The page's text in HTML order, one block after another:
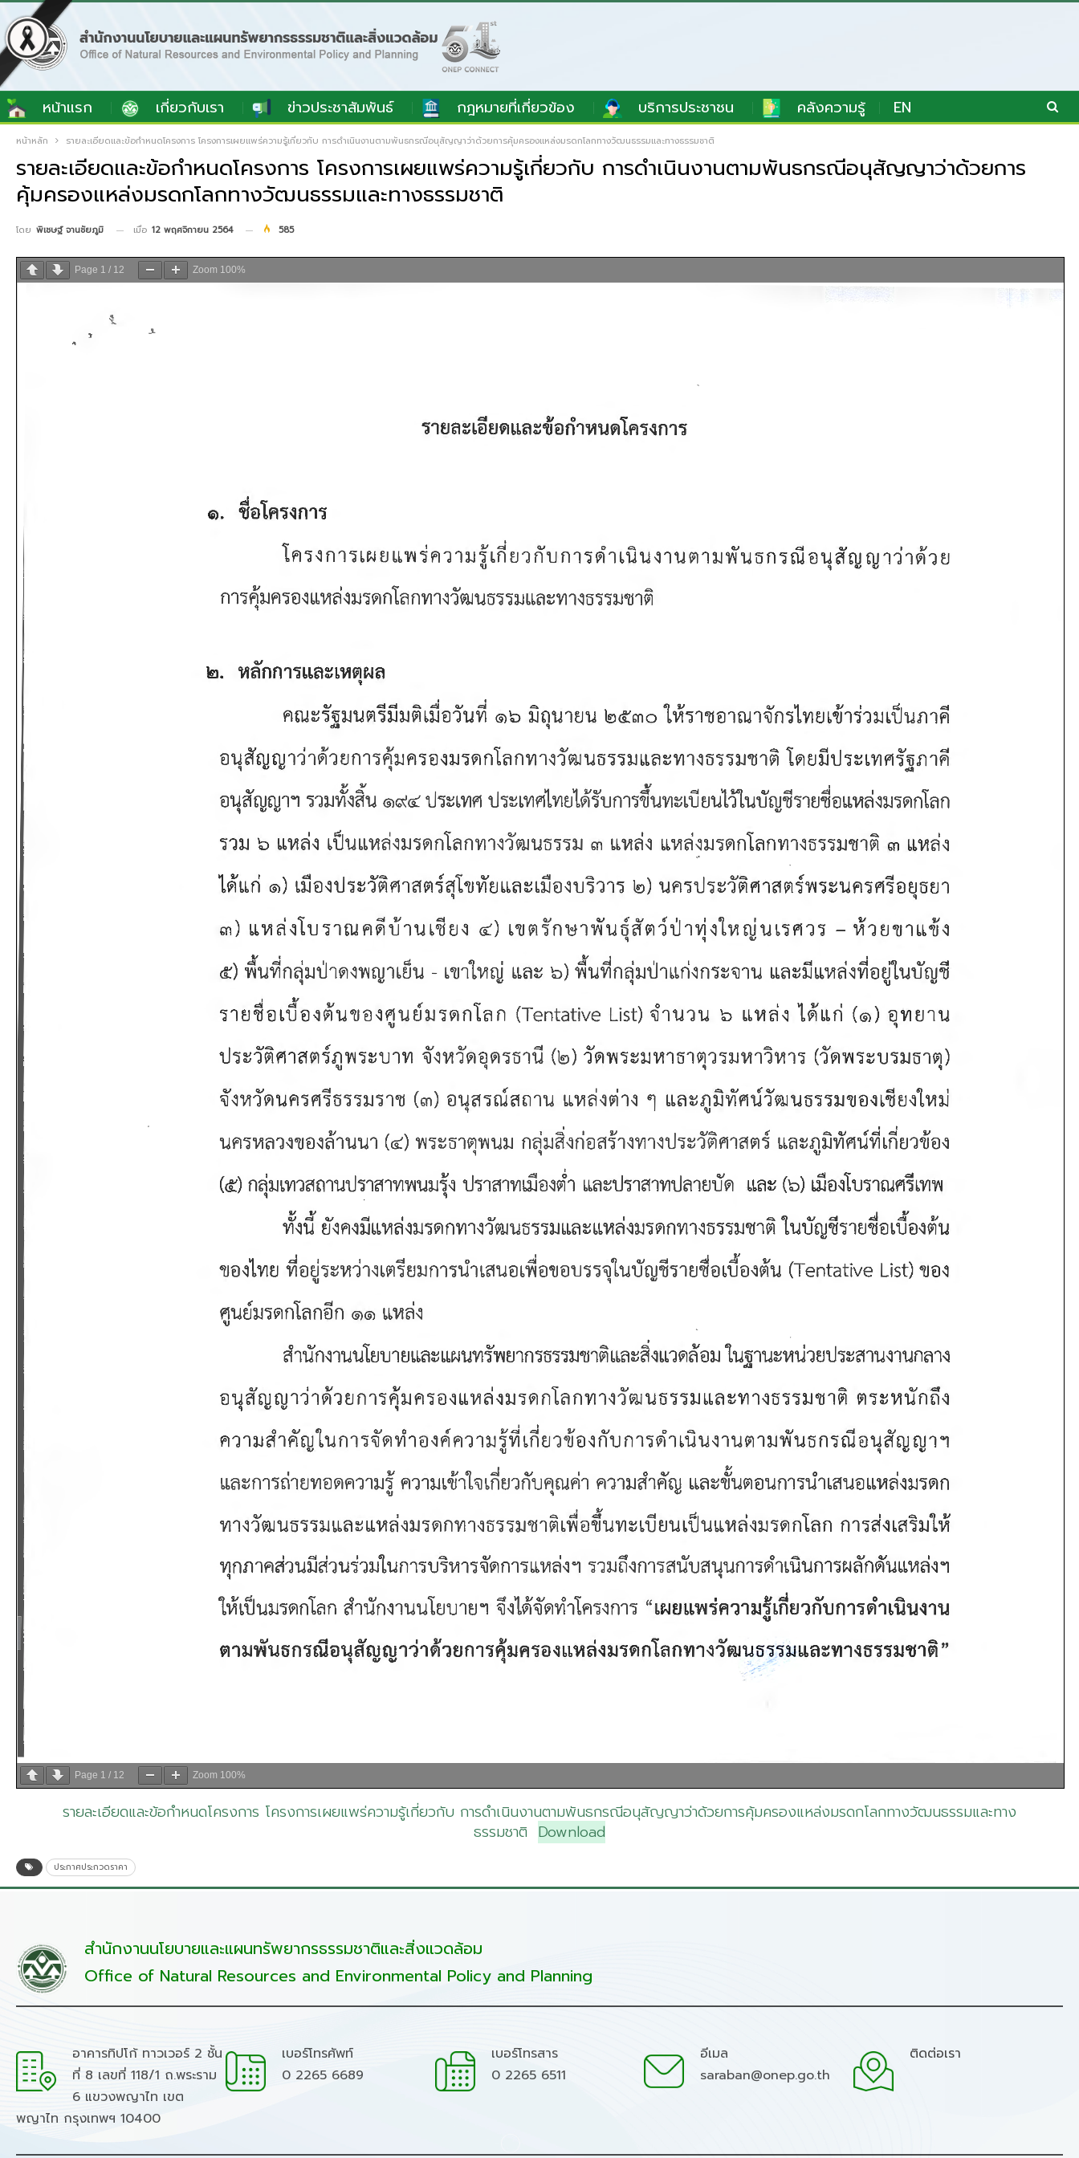
หน้าแรก เกี่ยวกับเรา ข่าวประชาสัมพันธ์ กฎหมายที่เกี่ยวข้อง บริการประชาชน คลังความรู้ EN
หน้าหลัก รายละเอียดและข้อกำหนดโครงการ โครงการเผยแพร่ความรู้เกี่ยวกับ การดำเนินงานตามพันธกรณีอนุสัญญาว่าด้วยการคุ้มครองแหล่งมรดกโลกทางวัฒนธรรมและทางธรรมชาติ
รายละเอียดและข้อกำหนดโครงการ โครงการเผยแพร่ความรู้เกี่ยวกับ การดำเนินงานตามพันธกรณีอนุสัญญาว่าด้วยการ
คุ้มครองแหล่งมรดกโลกทางวัฒนธรรมและทางธรรมชาติ
โดย พิเชษฐ์ จานชัยภูมิ เมื่อ 12 พฤศจิกายน 2564 585
Page 1 / 12 Zoom 100%
Page 1 / 12 Zoom 100%
รายละเอียดและข้อกำหนดโครงการ โครงการเผยแพร่ความรู้เกี่ยวกับ การดำเนินงานตามพันธกรณีอนุสัญญาว่าด้วยการคุ้มครองแหล่งมรดกโลกทางวัฒนธรรมและทาง
ธรรมชาติ Download
ประกาศประกวดราคา
สำนักงานนโยบายและแผนทรัพยากรธรรมชาติและสิ่งแวดล้อม
Office of Natural Resources and Environmental Policy and Planning
อาคารทิปโก้ ทาวเวอร์ 2 ชั้น
ที่ 8 เลขที่ 118/1 ถ.พระราม
6 แขวงพญาไท เขต
พญาไท กรุงเทพฯ 10400
เบอร์โทรศัพท์
0 2265 6689
เบอร์โทรสาร
0 2265 6511
อีเมล
saraban@onep.go.th
ติดต่อเรา